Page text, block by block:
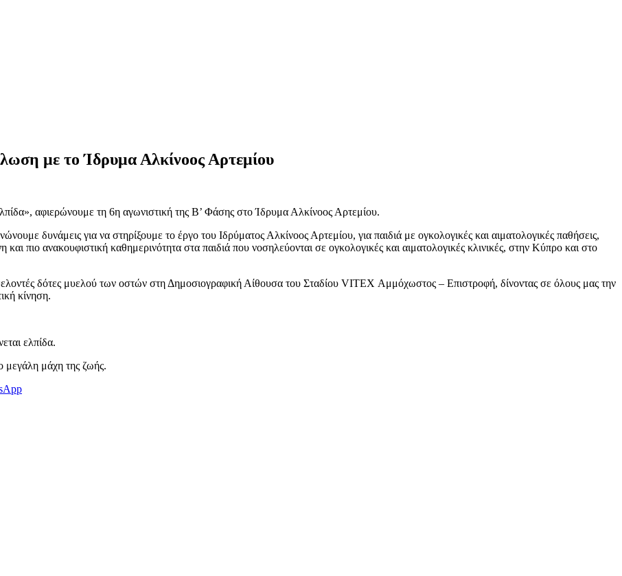
με το Ίδρυμα Αλκίνοος Αρτεμίου
αφιερώνουμε τη 6η αγωνιστική της Β’ Φάσης στο Ίδρυμα Αλκίνοος Αρτεμίου.
δυνάμεις για να στηρίξουμε το έργο του Ιδρύματος Αλκίνοος Αρτεμίου, για παιδιά με ογκολογικές και αιματολογικές παθήσεις,
πιο ανακουφιστική καθημερινότητα στα παιδιά που νοσηλεύονται σε ογκολογικές και αιματολογικές κλινικές, στην Κύπρο και στο
δότες μυελού των οστών στη Δημοσιογραφική Αίθουσα του Σταδίου VITEX Αμμόχωστος – Επιστροφή, δίνοντας σε όλους μας την
κίνηση.
ελπίδα.
μεγάλη μάχη της ζωής.